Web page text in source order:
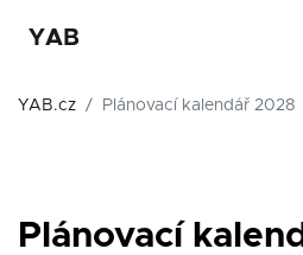
YAB
YAB.cz Plánovací kalendář 2028
Plánovací